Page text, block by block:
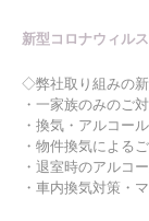
新型コロナウィル
◇弊社取り組みの
・一家族のみのご
・換気・アルコー
・物件換気による
・退室時のアルコ
・車内換気対策・